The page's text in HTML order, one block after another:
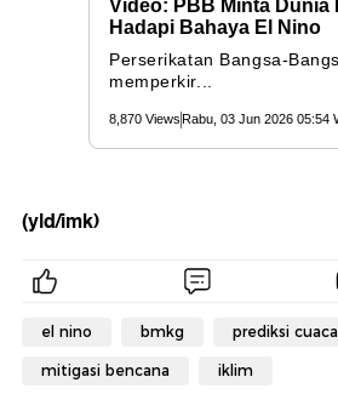
(yld/imk)
el nino bmkg prediksi cuaca
mitigasi bencana iklim